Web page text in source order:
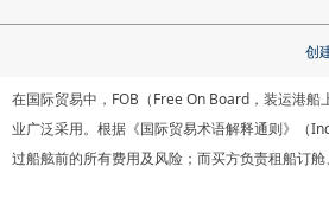
创
在国际贸易中，FOB（Free On Board，装运港
业广泛采用。根据《国际贸易术语解释通则》（
过船舷前的所有费用及风险；而买方负责租船订舱